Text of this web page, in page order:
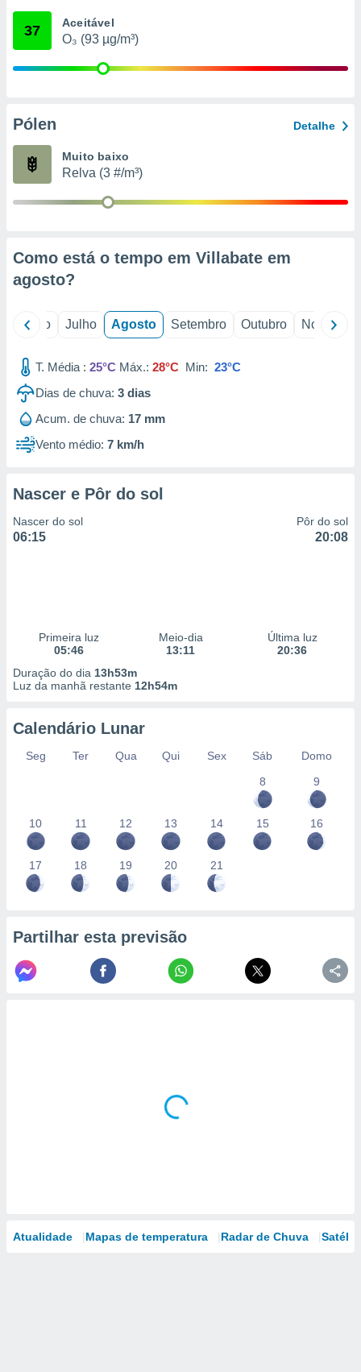
através
estudos
1199
37 Aceitável
O₃ (93 µg/m³)
Pólen Detalhe
Muito baixo
Relva (3 #/m³)
Como está o tempo em Villabate em
agosto?
Junho Julho Agosto Setembro Outubro Novembro
T. Média : 25°C Máx.: 28°C Min: 23°C
Dias de chuva: 3 dias
Acum. de chuva: 17 mm
Vento médio: 7 km/h
Nascer e Pôr do sol
Nascer do sol
06:15
Pôr do sol
20:08
Primeira luz
05:46
Meio-dia
13:11
Última luz
20:36
Duração do dia 13h53m
Luz da manhã restante 12h54m
Calendário Lunar
Seg Ter Qua Qui Sex Sáb
Domo
8
9
10 11 12 13 14 15 16
17 18 19 20 21
Partilhar esta previsão
Atualidade Mapas de temperatura Radar de Chuva